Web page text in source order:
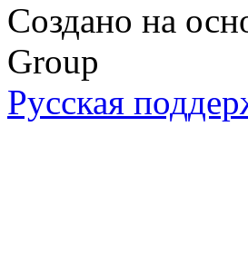
Создано на
Group
Русская